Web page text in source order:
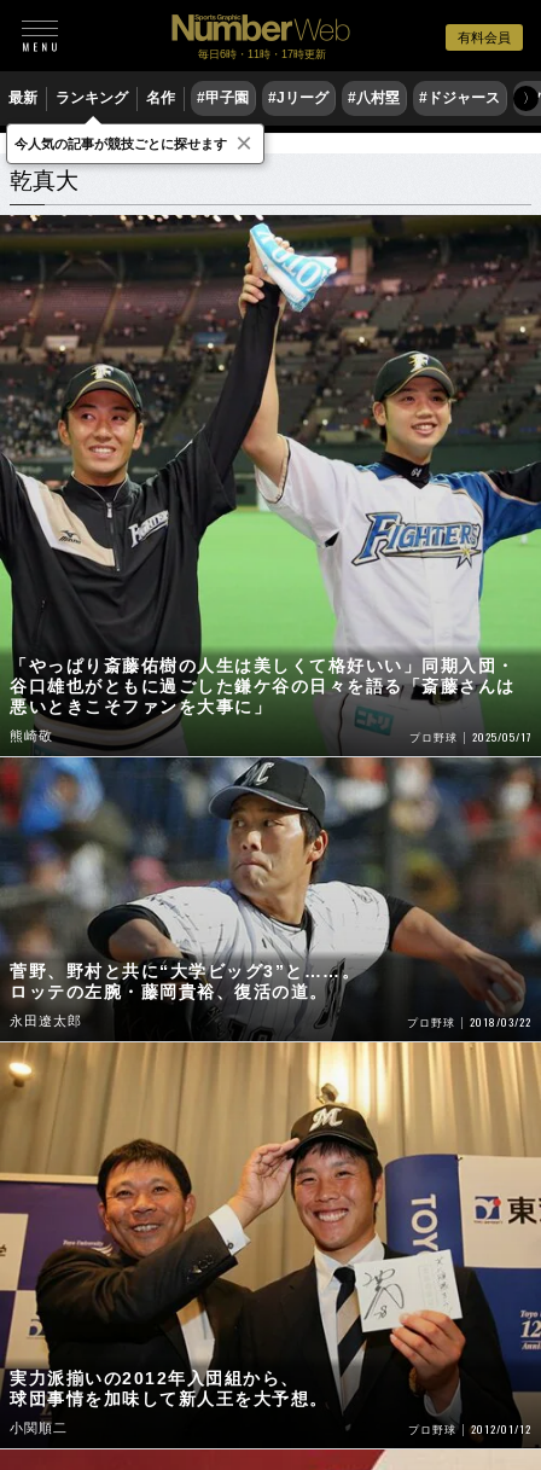
有料会員
毎日6時・11時・17時更新
最新 ランキング 名作 #甲子園 #Jリーグ #八村塁 #ドジャース #
〉
乾真大 関連記事
乾真大
「やっぱり斎藤佑樹の人生は美しくて格好いい」同期入団・
谷口雄也がともに過ごした鎌ケ谷の日々を語る「斎藤さんは
悪いときこそファンを大事に」
熊崎敬 プロ野球 2025/05/17
菅野、野村と共に“大学ビッグ3”と……。
ロッテの左腕・藤岡貴裕、復活の道。
永田遼太郎 プロ野球 2018/03/22
実力派揃いの2012年入団組から、
球団事情を加味して新人王を大予想。
小関順二 プロ野球 2012/01/12
今人気の記事が競技ごとに探せます ×